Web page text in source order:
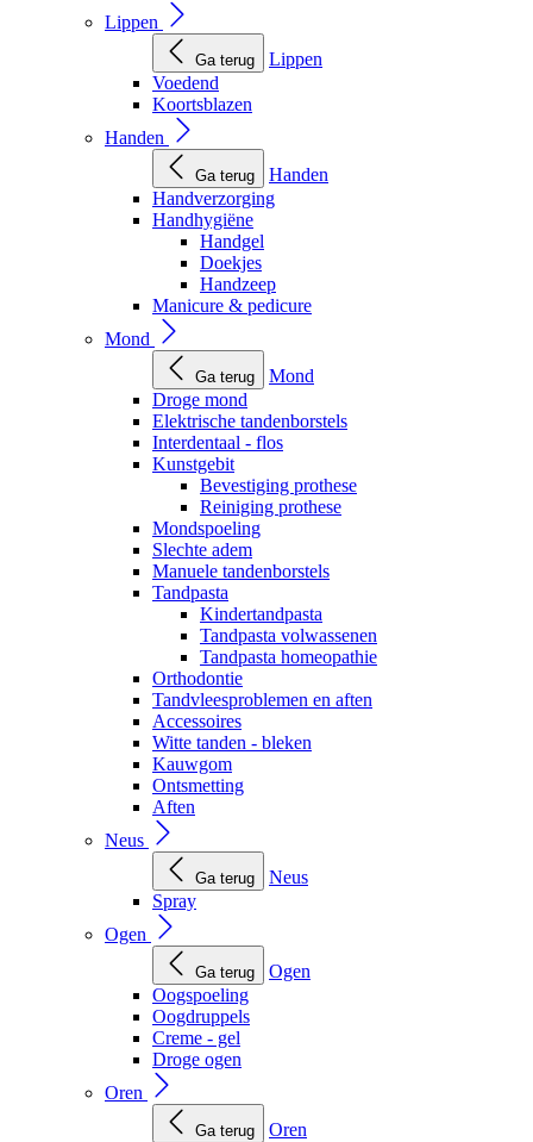
Lippen
Ga terug
Lippen
Voedend
Koortsblazen
Handen
Ga terug
Handen
Handverzorging
Handhygiëne
Handgel
Doekjes
Handzeep
Manicure & pedicure
Mond
Ga terug
Mond
Droge mond
Elektrische tandenborstels
Interdentaal - flos
Kunstgebit
Bevestiging prothese
Reiniging prothese
Mondspoeling
Slechte adem
Manuele tandenborstels
Tandpasta
Kindertandpasta
Tandpasta volwassenen
Tandpasta homeopathie
Orthodontie
Tandvleesproblemen en aften
Accessoires
Witte tanden - bleken
Kauwgom
Ontsmetting
Aften
Neus
Ga terug
Neus
Spray
Ogen
Ga terug
Ogen
Oogspoeling
Oogdruppels
Creme - gel
Droge ogen
Oren
Ga terug
Oren